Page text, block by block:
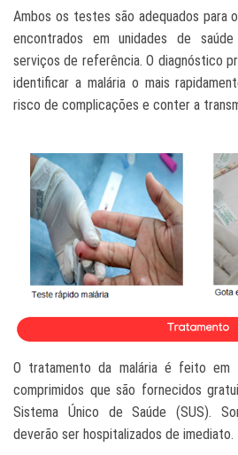
Ambos os testes são adequados para
encontrados em unidades de
serviços de referência.O diagnóstico
identificar a malária o mais
risco de complicações e conter a
O tratamento da malária é feito em
comprimidos que são fornecidos
Sistema Único de Saúde (SUS).
deverão ser hospitalizados de imediato.